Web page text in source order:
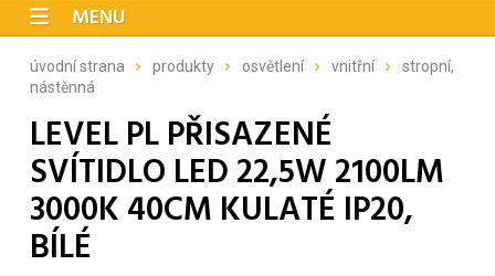
MENU
úvodní strana produkty osvětlení vnitřní
stropní,
nástěnná
LEVEL PL PŘISAZENÉ
SVÍTIDLO LED 22,5W 2100LM
3000K 40CM KULATÉ IP20,
BÍLÉ